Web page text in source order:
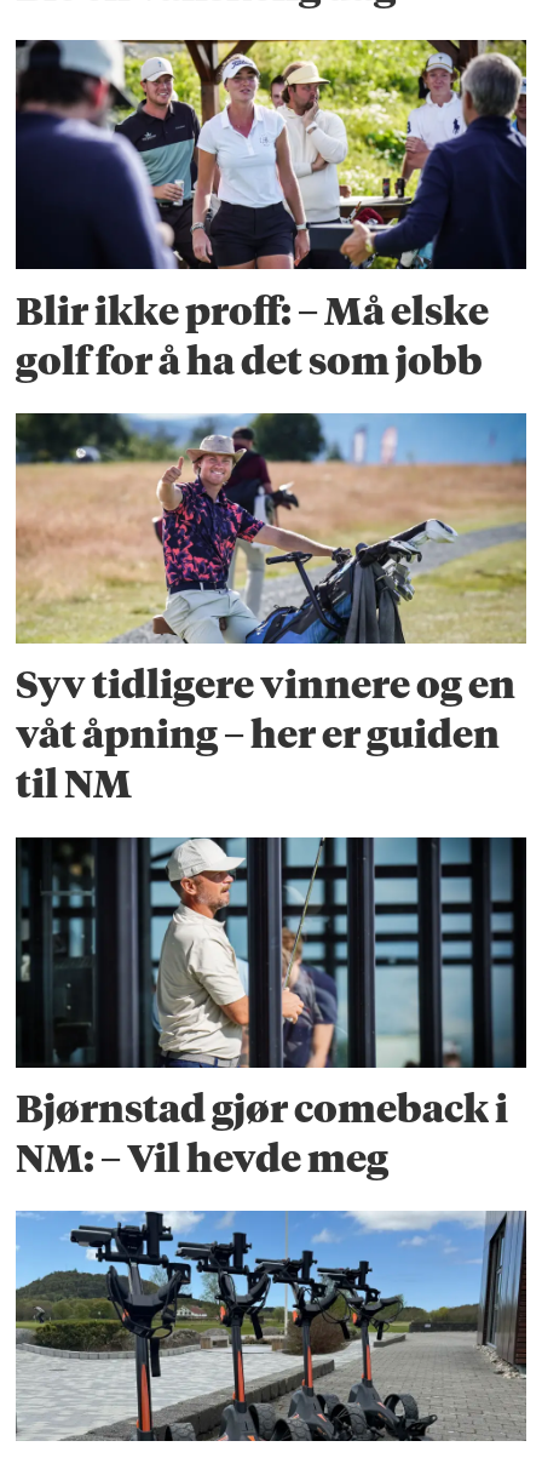
Blir ikke proff: – Må elske
golf for å ha det som jobb
Syv tidligere vinnere og en
våt åpning – her er guiden
til NM
Bjørnstad gjør comeback i
NM: – Vil hevde meg